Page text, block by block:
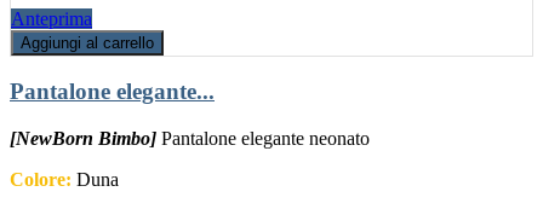
Anteprima
Aggiungi al carrello
Pantalone elegante...
[NewBorn Bimbo] Pantalone elegante neonato
Colore: Duna